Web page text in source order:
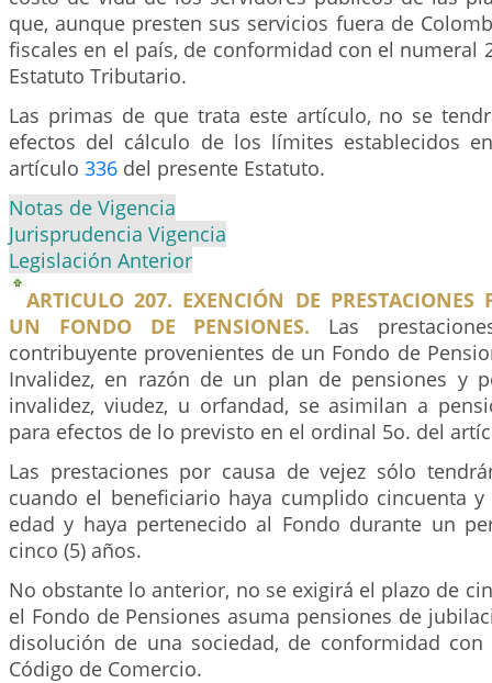
que, aunque presten sus servicios fuera de
fiscales en el país, de conformidad con el numeral
Estatuto Tributario.
Las primas de que trata este artículo, no se
efectos del cálculo de los límites establecidos
artículo 336 del presente Estatuto.
Notas de Vigencia
Jurisprudencia Vigencia
Legislación Anterior
ARTICULO 207. EXENCIÓN DE PRESTACIONES
UN FONDO DE PENSIONES. Las
contribuyente provenientes de un Fondo de
Invalidez, en razón de un plan de pensiones y
invalidez, viudez, u orfandad, se asimilan a
para efectos de lo previsto en el ordinal 5o. del
Las prestaciones por causa de vejez sólo
cuando el beneficiario haya cumplido cincuenta y
edad y haya pertenecido al Fondo durante un
cinco (5) años.
No obstante lo anterior, no se exigirá el plazo de
el Fondo de Pensiones asuma pensiones de
disolución de una sociedad, de conformidad
Código de Comercio.